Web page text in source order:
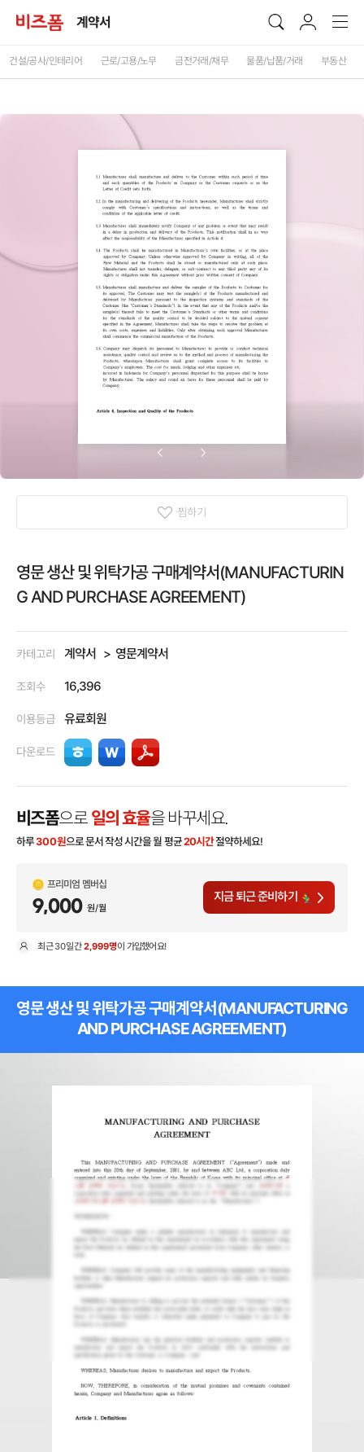
계약서
건설/공사/인테리어 근로/고용/노무 금전거래/채무 물품/납품/거래 부동산
찜하기
영문 생산 및 위탁가공 구매계약서(MANUFACTURIN
G AND PURCHASE AGREEMENT)
카테고리 계약서 영문계약서
조회수 16,396
이용등급 유료회원
다운로드
비즈폼으로 일의 효율을 바꾸세요.
하루300원으로 문서 작성 시간을 월 평균20시간절약하세요!
프리미엄 멤버십
9,000 원/월
지금 퇴근 준비하기
최근30일간2,999명이 가입했어요!
영문 생산 및 위탁가공 구매계약서(MANUFACTURING
AND PURCHASE AGREEMENT)